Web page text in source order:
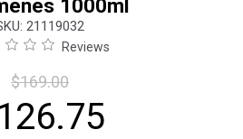
1000ml
: 21119032
Reviews
$169.00
.75